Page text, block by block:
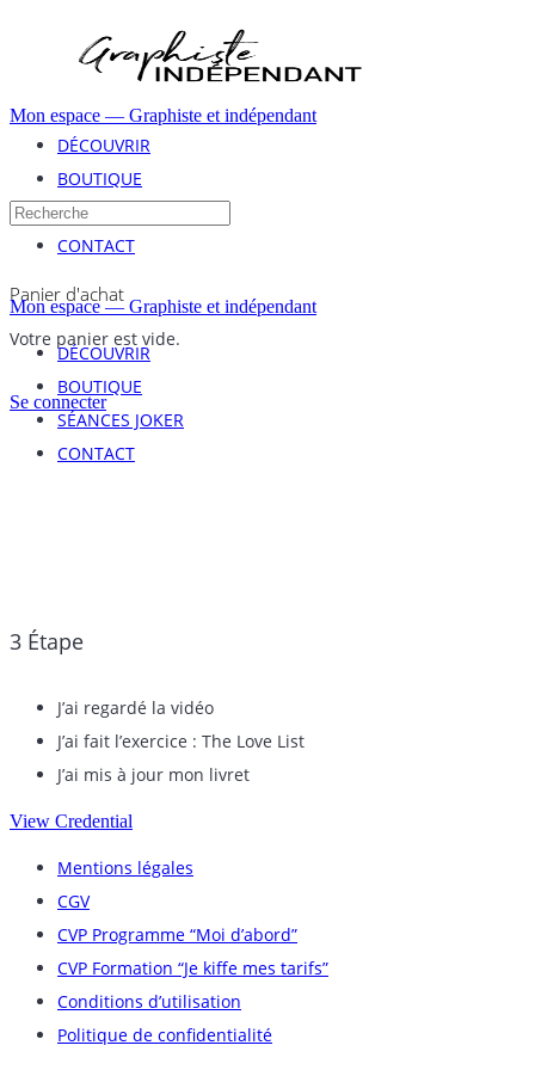
DÉCOUVRIR
BOUTIQUE
SÉANCES JOKER
CONTACT
More
options
Panier d'achat
Votre panier est vide.
Se connecter
Mon espace — Graphiste et indépendant
Recherchez
:
Mon espace — Graphiste et indépendant
DÉCOUVRIR
BOUTIQUE
SÉANCES JOKER
CONTACT
3 Étape
J’ai regardé la vidéo
J’ai fait l’exercice : The Love List
J’ai mis à jour mon livret
View Credential
Mentions légales
CGV
CVP Programme “Moi d’abord”
CVP Formation “Je kiffe mes tarifs”
Conditions d’utilisation
Politique de confidentialité